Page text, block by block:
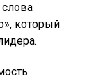
который